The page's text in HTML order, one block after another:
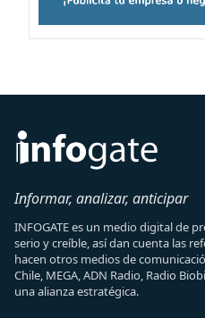
Informar, analizar, anticipar
INFOGATE es un medio digital de
serio y creíble, así dan cuenta las
hacen otros medios de
Chile, MEGA, ADN Radio, Radio
una alianza estratégica.